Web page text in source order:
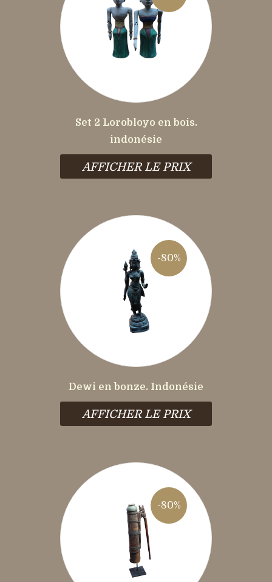
Set 2 Lorobloyo en bois.
indonésie
AFFICHER LE PRIX
-80%
Dewi en bonze. Indonésie
AFFICHER LE PRIX
-80%